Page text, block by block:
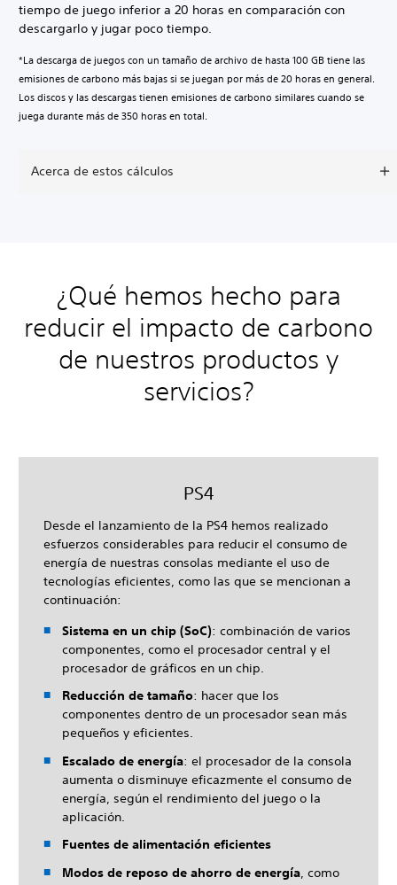
tiempo de juego inferior a 20 horas en comparación con
descargarlo y jugar poco tiempo.
*La descarga de juegos con un tamaño de archivo de hasta 100 GB tiene las
emisiones de carbono más bajas si se juegan por más de 20 horas en general.
Los discos y las descargas tienen emisiones de carbono similares cuando se
juega durante más de 350 horas en total.
Acerca de estos cálculos
¿Qué hemos hecho para
reducir el impacto de carbono
de nuestros productos y
servicios?
PS4
Desde el lanzamiento de la PS4 hemos realizado
esfuerzos considerables para reducir el consumo de
energía de nuestras consolas mediante el uso de
tecnologías eficientes, como las que se mencionan a
continuación:
Sistema en un chip (SoC): combinación de varios
componentes, como el procesador central y el
procesador de gráficos en un chip.
Reducción de tamaño: hacer que los
componentes dentro de un procesador sean más
pequeños y eficientes.
Escalado de energía: el procesador de la consola
aumenta o disminuye eficazmente el consumo de
energía, según el rendimiento del juego o la
aplicación.
Fuentes de alimentación eficientes
Modos de reposo de ahorro de energía, como